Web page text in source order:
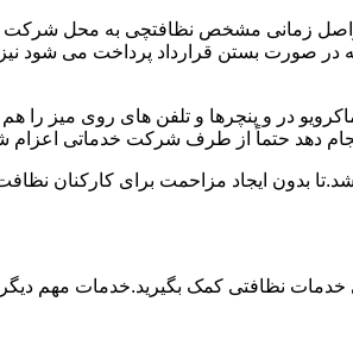
زمانی مشخص نظافتچی به محل شرکت
ی که در صورت بستن قرارداد پرداخت می
در و پنچرها و تلفن های روی میز
دهد حتماً از طرف شرکت خدماتی اعزام
بدون ایجاد مزاحمت برای کارکنان
نظافتی کمک بگیرید.خدمات مهم